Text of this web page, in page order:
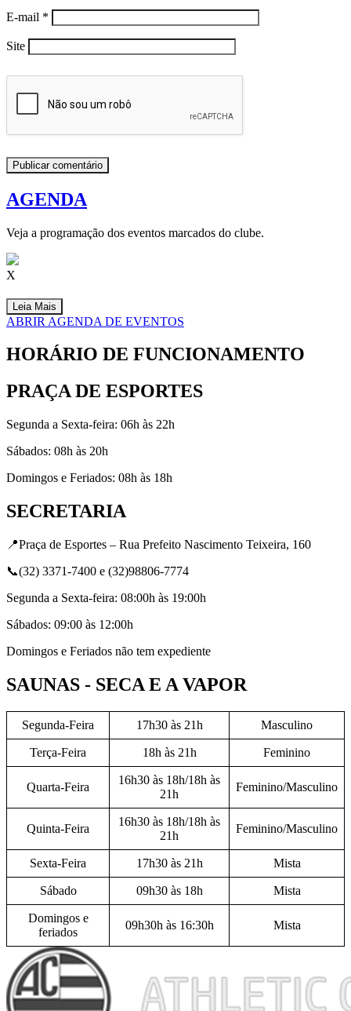
E-mail *
Site
AGENDA
Veja a programação dos eventos marcados do clube.
X
Leia Mais
ABRIR AGENDA DE EVENTOS
HORÁRIO DE FUNCIONAMENTO
PRAÇA DE ESPORTES
Segunda a Sexta-feira: 06h às 22h
Sábados: 08h às 20h
Domingos e Feriados: 08h às 18h
SECRETARIA
📍Praça de Esportes – Rua Prefeito Nascimento Teixeira, 160
📞(32) 3371-7400 e (32)98806-7774
Segunda a Sexta-feira: 08:00h às 19:00h
Sábados: 09:00 às 12:00h
Domingos e Feriados não tem expediente
SAUNAS - SECA E A VAPOR
Segunda-Feira 17h30 às 21h Masculino
Terça-Feira 18h às 21h Feminino
Quarta-Feira
16h30 às 18h/18h às
21h
Feminino/Masculino
Quinta-Feira
16h30 às 18h/18h às
21h
Feminino/Masculino
Sexta-Feira 17h30 às 21h Mista
Sábado 09h30 às 18h Mista
Domingos e
feriados
09h30h às 16:30h Mista